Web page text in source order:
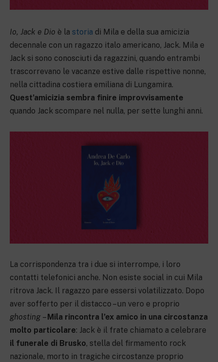
Io, Jack e Dio è la storia di Mila e della sua amicizia
decennale con un ragazzo italo americano, Jack. Mila e
Jack si sono conosciuti da ragazzini, quando entrambi
trascorrevano le vacanze estive dalle rispettive nonne,
nella cittadina costiera emiliana di Lungamira.
Quest’amicizia sembra finire improvvisamente
quando Jack scompare nel nulla, per sette lunghi anni.
La corrispondenza tra i due si interrompe, i loro
contatti telefonici anche. Non esiste social in cui Mila
ritrova Jack. Il ragazzo pare essersi volatilizzato. Dopo
aver sofferto per il distacco – un vero e proprio
ghosting –Mila rincontra l’ex amico in una circostanza
molto particolare: Jack è il frate chiamato a celebrare
il funerale di Brusko, stella del firmamento rock
nazionale, morto in tragiche circostanze proprio